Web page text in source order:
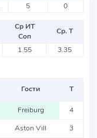
5 0
Ср ИТ
Соп
Ср. Т
1.55 3.35
Гости Т
Freiburg 4
Aston Vill 3